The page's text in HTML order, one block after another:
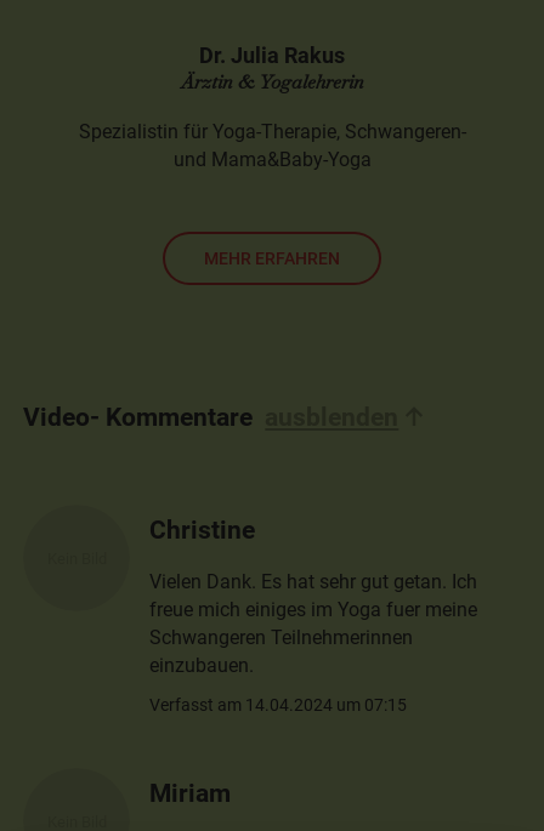
Dr. Julia Rakus
Ärztin & Yogalehrerin
Spezialistin für Yoga-Therapie, Schwangeren-
und Mama&Baby-Yoga
MEHR ERFAHREN
Video- Kommentare
Christine
Vielen Dank. Es hat sehr gut getan. Ich
freue mich einiges im Yoga fuer meine
Schwangeren Teilnehmerinnen
einzubauen.
Verfasst am 14.04.2024 um 07:15
Miriam